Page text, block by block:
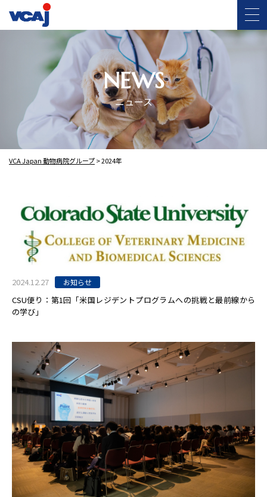
NEWS
ニュース
VCA Japan 動物病院グループ>2024年
2024.12.27 お知らせ
CSU便り：第1回「米国レジデントプログラムへの挑戦と最前線から
の学び」